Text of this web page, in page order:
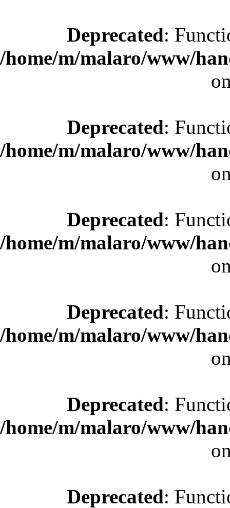
Deprecated:
/home/m/malaro/www/
Deprecated:
/home/m/malaro/www/
Deprecated:
/home/m/malaro/www/
Deprecated:
/home/m/malaro/www/
Deprecated:
/home/m/malaro/www/
Deprecated: